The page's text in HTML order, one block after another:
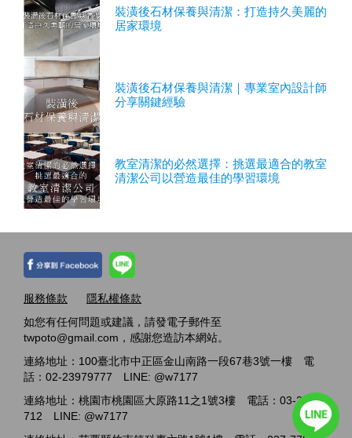
裝潢後石材保養與清潔：打造持久美麗的
居家環境
裝潢後石材保養與清潔｜專業室內設計師
分享關鍵經驗
教室清潔的必然選擇：挑選最適合的教室
清潔公司以營造最佳的學習環境
服務條款
隱私權條款
如您有任何問題或建議，請發電子郵件至
twpoto@gmail.com，感謝您造訪本網站。
連絡地址：100臺北市中正區金山南路一段67巷3號一樓 電
話：02-23979777 LINE: @w7177
連絡地址：桃園市桃園區大原路11之1號3樓 電話：03-2717-
712 LINE: @w7177